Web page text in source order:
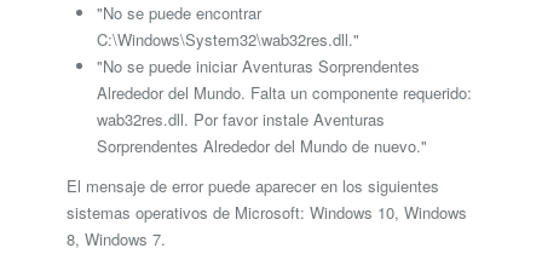
"No se puede encontrar
C:\Windows\System32\wab32res.dll."
"No se puede iniciar Aventuras Sorprendentes
Alrededor del Mundo. Falta un componente requerido:
wab32res.dll. Por favor instale Aventuras
Sorprendentes Alrededor del Mundo de nuevo."
El mensaje de error puede aparecer en los siguientes
sistemas operativos de Microsoft: Windows 10, Windows
8, Windows 7.